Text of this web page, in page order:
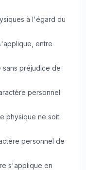
à l'égard du
entre
préjudice de
personnel
physique ne soit
personnel de
s'applique en